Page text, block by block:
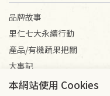
品牌故事
里仁七大永續行動
產品/有機蔬果把關
大事記
媒體報導
本網站使用 Cookies